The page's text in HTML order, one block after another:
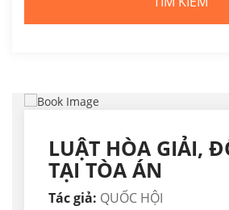
LUẬT HÒA GIẢI,
TẠI TÒA ÁN
Tác giả: QUỐC HỘI